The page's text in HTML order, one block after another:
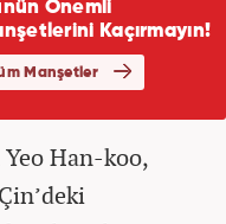
Yeo Han-koo,